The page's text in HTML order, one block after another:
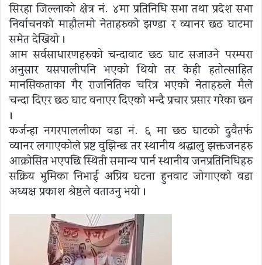
सिरहा जिल्लाको क्षेत्र नं. ४मा प्रतिनिधि सभा तथा प्रदेश सभा
निर्वाचनको माहौलमो नेताहरुको झण्डा र व्यानर छठ घाटमा
समेत देखियो ।
आम सर्वसाधारणहरुको चन्दावाट छठ घाट सजाउने परम्परा
अनुसार यसपालीपनि भएको थियो तर केही हतोत्साहित
मानसिकताका गैर राजनितिक चरित्र भएको नेताहरुले मैले
चन्दा दिएर छठ घाट वनाएर दिएको भन्दै प्रचार प्रसार गरेका छन
।
कर्जन्हा नगरपाललीका वडा नं. ६ मा छठ घाटको दुवैतर्फ
व्यानर लगाएकोले प्रष्ट वुझिन्छ तर स्थानीय श्रद्धालु झक्तजनहरु
आक्रोसित भएपछि स्थिती समान्य पार्न स्थानीय जनप्रतिनिधिहरु
सक्रिय भुमिका निभाई अप्रिय घटना हुनवाट जोगाएको वडा
अध्यक्ष प्रकाश श्रेष्ठले वताउनु भयो ।